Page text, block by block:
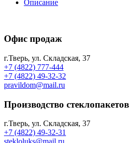
Описание
Офис продаж
г.Тверь, ул. Складская, 37
+7 (4822) 777-444
+7 (4822) 49-32-32
pravildom@mail.ru
Производство стеклопакетов
г.Тверь, ул. Складская, 37
+7 (4822) 49-32-31